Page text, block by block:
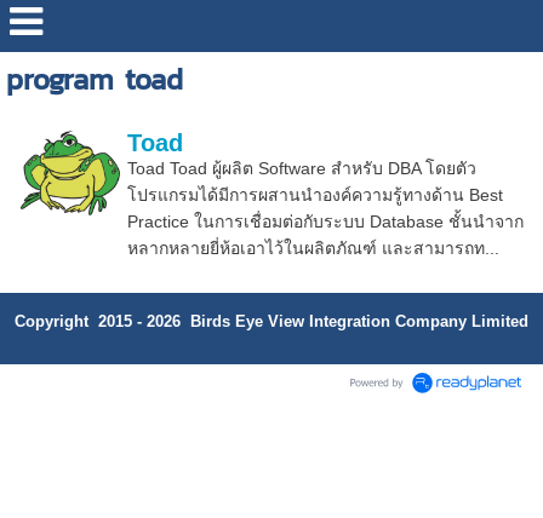
program toad
Toad
Toad Toad ผู้ผลิต Software สำหรับ DBA โดยตัว
โปรแกรมได้มีการผสานนำองค์ความรู้ทางด้าน Best
Practice ในการเชื่อมต่อกับระบบ Database ชั้นนำจาก
หลากหลายยี่ห้อเอาไว้ในผลิตภัณฑ์ และสามารถท...
Copyright 2015 - 2026 Birds Eye View Integration Company Limited